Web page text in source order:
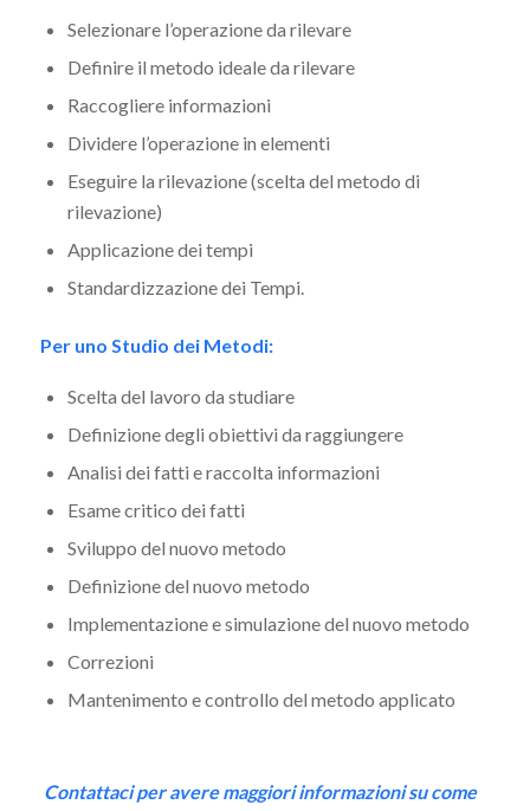
Selezionare l’operazione da rilevare
Definire il metodo ideale da rilevare
Raccogliere informazioni
Dividere l’operazione in elementi
Eseguire la rilevazione (scelta del metodo di
rilevazione)
Applicazione dei tempi
Standardizzazione dei Tempi.
Per uno Studio dei Metodi:
Scelta del lavoro da studiare
Definizione degli obiettivi da raggiungere
Analisi dei fatti e raccolta informazioni
Esame critico dei fatti
Sviluppo del nuovo metodo
Definizione del nuovo metodo
Implementazione e simulazione del nuovo metodo
Correzioni
Mantenimento e controllo del metodo applicato
Contattaci per avere maggiori informazioni su come